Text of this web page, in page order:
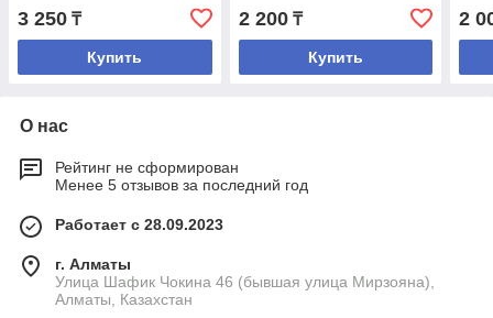
3 250 ₸
Купить
2 200₸
Купить
2
О нас
Рейтинг не сформирован
Менее 5 отзывов за последний год
Работает с 28.09.2023
г. Алматы
Улица Шафик Чокина 46 (бывшая улица Мирзояна),
Алматы, Казахстан